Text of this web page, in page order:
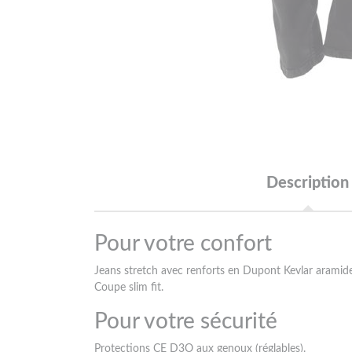
Description
Pour votre confort
Jeans stretch avec renforts en Dupont Kevlar
Coupe slim fit.
Pour votre sécurité
Protections CE D3O aux genoux (réglables).